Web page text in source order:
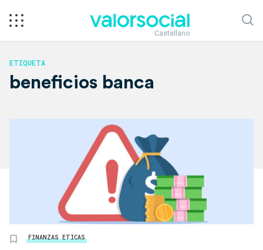
Castellano
ETIQUETA
beneficios banca
FINANZAS ETICAS